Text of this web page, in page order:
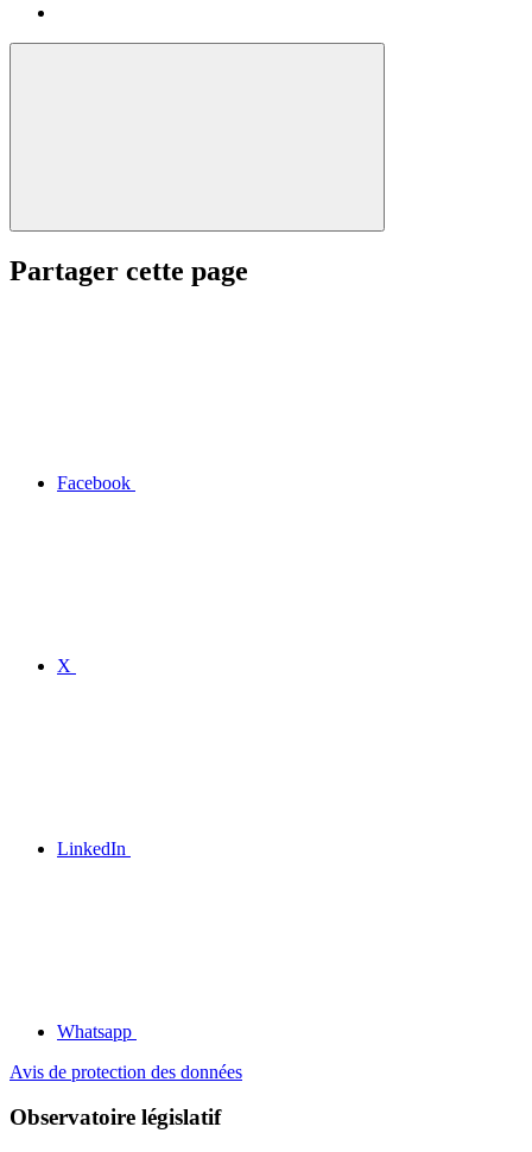
Partager cette page
Facebook
X
LinkedIn
Whatsapp
Avis de protection des données
Observatoire législatif